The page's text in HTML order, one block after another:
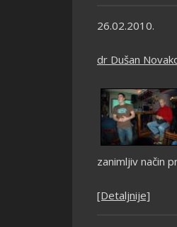
26.02.2010.
dr Dušan
zanimljiv način
[Detaljnije]